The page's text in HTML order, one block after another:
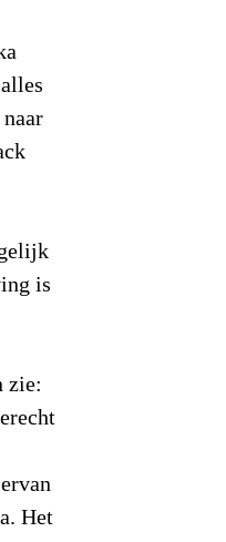
is
zie:
Het